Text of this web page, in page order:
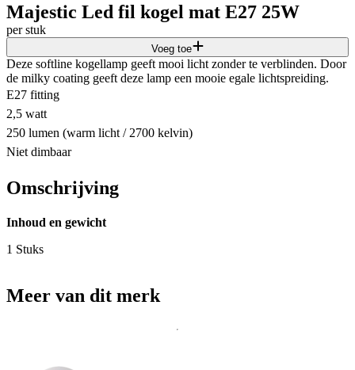
Majestic Led fil kogel mat E27 25W
per stuk
Voeg toe
Deze softline kogellamp geeft mooi licht zonder te verblinden. Door
de milky coating geeft deze lamp een mooie egale lichtspreiding.
E27 fitting
2,5 watt
250 lumen (warm licht / 2700 kelvin)
Niet dimbaar
Omschrijving
Inhoud en gewicht
1 Stuks
Meer van dit merk